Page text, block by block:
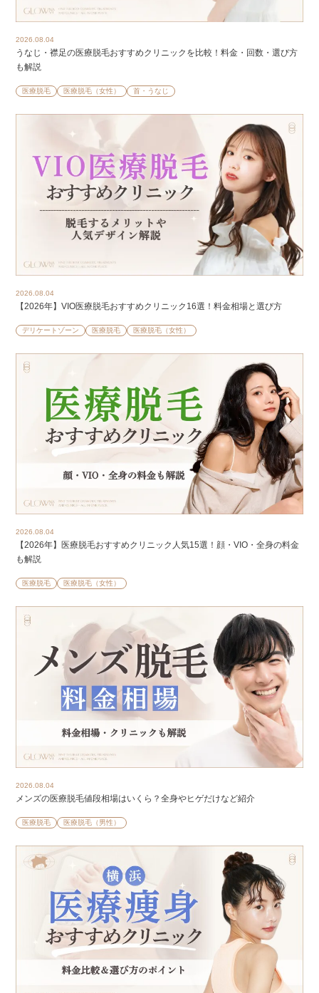
2026.08.04
うなじ・襟足の医療脱毛おすすめクリニックを比較！料金・回数・選び方
も解説
医療脱毛 医療脱毛（女性） 首・うなじ
2026.08.04
【2026年】VIO医療脱毛おすすめクリニック16選！料金相場と選び方
デリケートゾーン 医療脱毛 医療脱毛（女性）
2026.08.04
【2026年】医療脱毛おすすめクリニック人気15選！顔・VIO・全身の料金
も解説
医療脱毛 医療脱毛（女性）
2026.08.04
メンズの医療脱毛値段相場はいくら？全身やヒゲだけなど紹介
医療脱毛 医療脱毛（男性）